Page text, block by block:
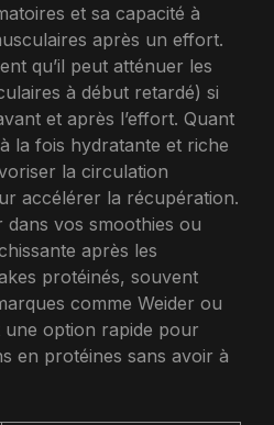
et sa capacité à
après un effort.
qu’il peut atténuer les
à début retardé) si
et après l’effort. Quant
la fois hydratante et riche
la circulation
accélérer la récupération.
dans vos smoothies ou
après les
protéinés, souvent
comme Weider ou
option rapide pour
en protéines sans avoir à